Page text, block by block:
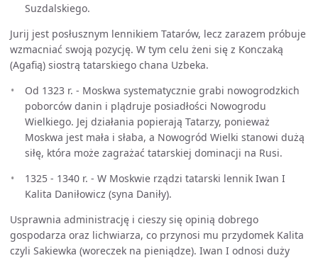
Suzdalskiego.
Jurij jest posłusznym lennikiem Tatarów, lecz zarazem próbuje
wzmacniać swoją pozycję. W tym celu żeni się z Konczaką
(Agafią) siostrą tatarskiego chana Uzbeka.
Od 1323 r. - Moskwa systematycznie grabi nowogrodzkich
poborców danin i plądruje posiadłości Nowogrodu
Wielkiego. Jej działania popierają Tatarzy, ponieważ
Moskwa jest mała i słaba, a Nowogród Wielki stanowi dużą
siłę, która może zagrażać tatarskiej dominacji na Rusi.
1325 - 1340 r. - W Moskwie rządzi tatarski lennik Iwan I
Kalita Daniłowicz (syna Daniły).
Usprawnia administrację i cieszy się opinią dobrego
gospodarza oraz lichwiarza, co przynosi mu przydomek Kalita
czyli Sakiewka (woreczek na pieniądze). Iwan I odnosi duży